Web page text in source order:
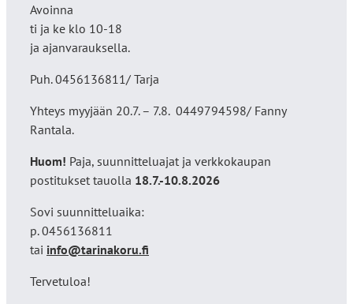
Avoinna
ti ja ke klo 10-18
ja ajanvarauksella.
Puh. 0456136811/ Tarja
Yhteys myyjään 20.7. – 7.8. 0449794598/ Fanny
Rantala.
Huom! Paja, suunnitteluajat ja verkkokaupan
postitukset tauolla 18.7.-10.8.2026
Sovi suunnitteluaika:
p. 0456136811
tai info@tarinakoru.fi
Tervetuloa!